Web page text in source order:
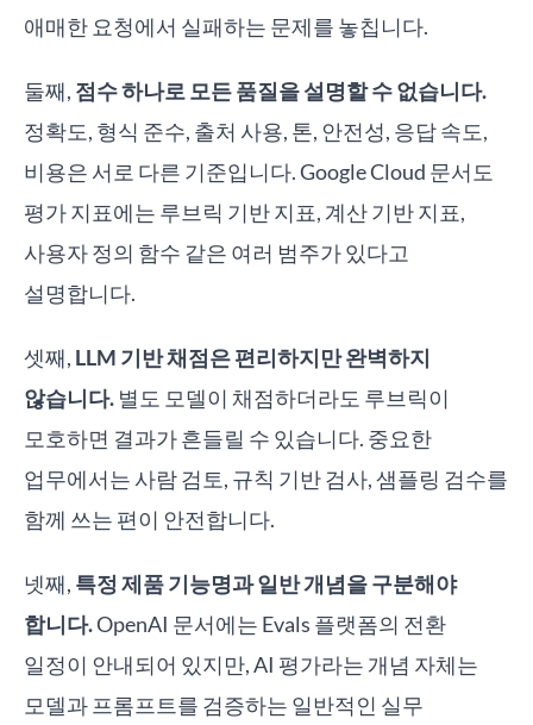
애매한 요청에서 실패하는 문제를 놓칩니다.
둘째, 점수 하나로 모든 품질을 설명할 수 없습니다.
정확도, 형식 준수, 출처 사용, 톤, 안전성, 응답 속도,
비용은 서로 다른 기준입니다. Google Cloud 문서도
평가 지표에는 루브릭 기반 지표, 계산 기반 지표,
사용자 정의 함수 같은 여러 범주가 있다고
설명합니다.
셋째, LLM 기반 채점은 편리하지만 완벽하지
않습니다. 별도 모델이 채점하더라도 루브릭이
모호하면 결과가 흔들릴 수 있습니다. 중요한
업무에서는 사람 검토, 규칙 기반 검사, 샘플링 검수를
함께 쓰는 편이 안전합니다.
넷째, 특정 제품 기능명과 일반 개념을 구분해야
합니다.OpenAI 문서에는 Evals 플랫폼의 전환
일정이 안내되어 있지만, AI 평가라는 개념 자체는
모델과 프롬프트를 검증하는 일반적인 실무